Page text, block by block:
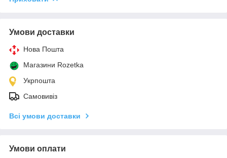
Умови доставки
Нова Пошта
Магазини Rozetka
Укрпошта
Самовивіз
Всі умови доставки
Умови оплати